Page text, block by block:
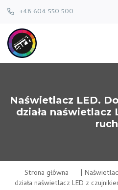
+48 604 550 500
Naświetlacz LED.
działa naświetlacz
Strona główna |
działa naświetlacz LED z